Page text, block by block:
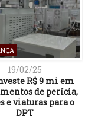
19/02/25
R$ 9 mi em
de perícia,
e viaturas para o
DPT